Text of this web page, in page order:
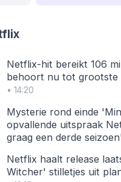
Netflix-hit bereikt 106
behoort nu tot grootste
• 14:20
Mysterie rond einde
opvallende uitspraak
graag een derde
Netflix haalt release
Witcher' stilletjes uit